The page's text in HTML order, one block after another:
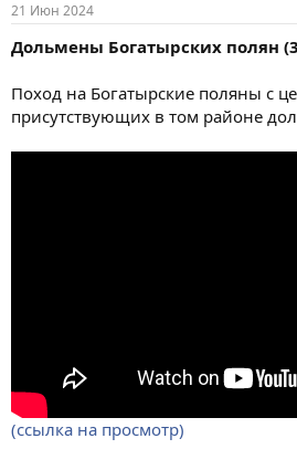
21 Июн 2024
Дольмены Богатырских полян
Поход на Богатырские поляны с
присутствующих в том районе
(ссылка на просмотр)